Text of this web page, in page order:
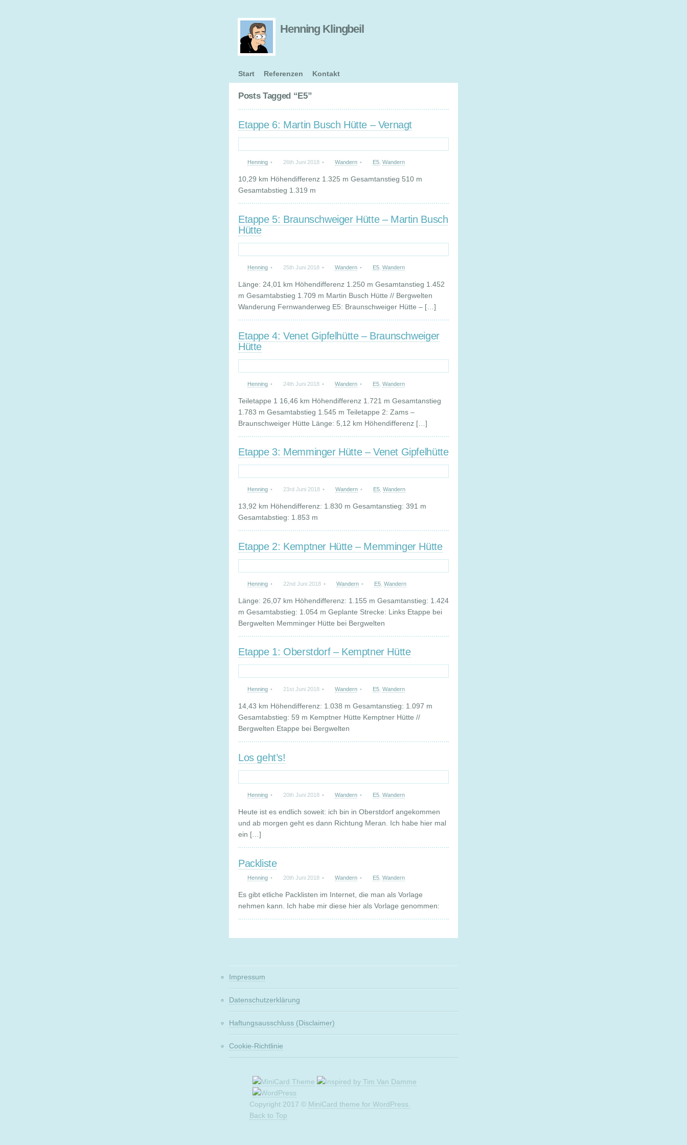
Henning Klingbeil
Start Referenzen Kontakt
Posts Tagged “E5”
Etappe 6: Martin Busch Hütte – Vernagt
Henning • 26th Juni 2018 • Wandern • E5 Wandern
10,29 km Höhendifferenz 1.325 m Gesamtanstieg 510 m
Gesamtabstieg 1.319 m
Etappe 5: Braunschweiger Hütte – Martin Busch
Hütte
Henning • 25th Juni 2018 • Wandern • E5 Wandern
Länge: 24,01 km Höhendifferenz 1.250 m Gesamtanstieg 1.452
m Gesamtabstieg 1.709 m Martin Busch Hütte // Bergwelten
Wanderung Fernwanderweg E5: Braunschweiger Hütte – […]
Etappe 4: Venet Gipfelhütte – Braunschweiger
Hütte
Henning • 24th Juni 2018 • Wandern • E5 Wandern
Teiletappe 1 16,46 km Höhendifferenz 1.721 m Gesamtanstieg
1.783 m Gesamtabstieg 1.545 m Teiletappe 2: Zams –
Braunschweiger Hütte Länge: 5,12 km Höhendifferenz […]
Etappe 3: Memminger Hütte – Venet Gipfelhütte
Henning • 23rd Juni 2018 • Wandern • E5 Wandern
13,92 km Höhendifferenz: 1.830 m Gesamtanstieg: 391 m
Gesamtabstieg: 1.853 m
Etappe 2: Kemptner Hütte – Memminger Hütte
Henning • 22nd Juni 2018 • Wandern • E5 Wandern
Länge: 26,07 km Höhendifferenz: 1.155 m Gesamtanstieg: 1.424
m Gesamtabstieg: 1.054 m Geplante Strecke: Links Etappe bei
Bergwelten Memminger Hütte bei Bergwelten
Etappe 1: Oberstdorf – Kemptner Hütte
Henning • 21st Juni 2018 • Wandern • E5 Wandern
14,43 km Höhendifferenz: 1.038 m Gesamtanstieg: 1.097 m
Gesamtabstieg: 59 m Kemptner Hütte Kemptner Hütte //
Bergwelten Etappe bei Bergwelten
Los geht’s!
Henning • 20th Juni 2018 • Wandern • E5 Wandern
Heute ist es endlich soweit: ich bin in Oberstdorf angekommen
und ab morgen geht es dann Richtung Meran. Ich habe hier mal
ein […]
Packliste
Henning • 20th Juni 2018 • Wandern • E5 Wandern
Es gibt etliche Packlisten im Internet, die man als Vorlage
nehmen kann. Ich habe mir diese hier als Vorlage genommen:
Impressum
Datenschutzerklärung
Haftungsausschluss (Disclaimer)
Cookie-Richtlinie
Copyright 2017 © MiniCard theme for WordPress.
Back to Top